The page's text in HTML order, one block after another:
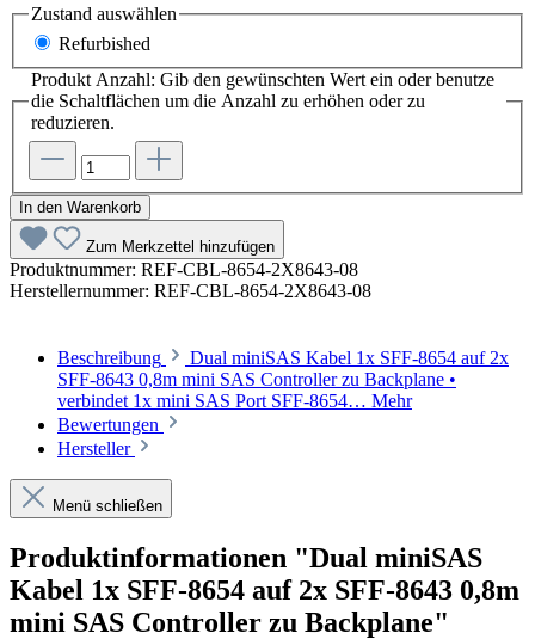
Zustand auswählen
Refurbished
Produkt Anzahl: Gib den gewünschten Wert ein oder benutze
die Schaltflächen um die Anzahl zu erhöhen oder zu
reduzieren.
In den Warenkorb
Zum Merkzettel hinzufügen
Produktnummer: REF-CBL-8654-2X8643-08
Herstellernummer: REF-CBL-8654-2X8643-08
Beschreibung
Dual miniSAS Kabel 1x SFF-8654 auf 2x
SFF-8643 0,8m mini SAS Controller zu Backplane •
verbindet 1x mini SAS Port SFF-8654… Mehr
Bewertungen
Hersteller
Menü schließen
Produktinformationen "Dual miniSAS
Kabel 1x SFF-8654 auf 2x SFF-8643 0,8m
mini SAS Controller zu Backplane"